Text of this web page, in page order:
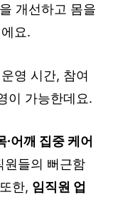
개선하고 몸을
요.
영 시간, 참여
이 가능한데요.
∙어깨 집중 케어
원들의 뻐근함
한, 임직원 업